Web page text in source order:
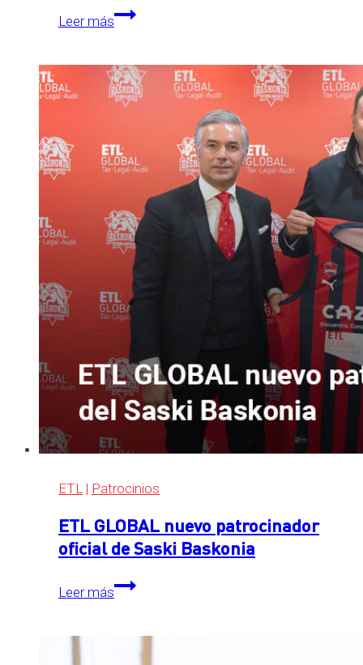
Leer más
ETL
GLOBAL
PATROCINADOR
DEL
33e
de
l’Auditoria
ETL | Patrocinios
ETL GLOBAL nuevo patrocinador
oficial de Saski Baskonia
Leer más
ETL
GLOBAL